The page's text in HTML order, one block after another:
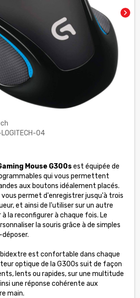
chevron_right
04
Mouse G300sest équipée de
qui vous permettent
aux boutons idéalement placés.
permet d'enregistrer jusqu'à trois
et ainsi de l'utiliser sur un autre
la reconfigurer à chaque fois. Le
la souris grâce à de simples
est confortable dans chaque
optique de la G300s suit de façon
lents ou rapides, sur une multitude
une réponse cohérente aux
main.